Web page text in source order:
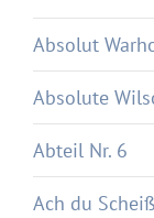
Absolut
Absolute
Abteil Nr. 6
Ach du